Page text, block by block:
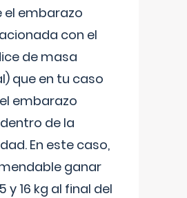
el embarazo
con el
de masa
que en tu caso
embarazo
de la
En este caso,
ganar
y 16 kg al final del